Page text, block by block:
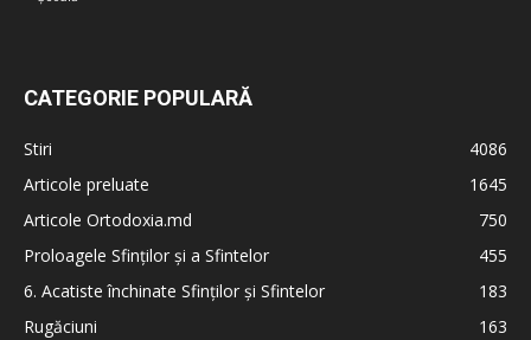
CATEGORIE POPULARĂ
Stiri
4086
Articole preluate
1645
Articole Ortodoxia.md
750
Proloagele Sfinților și a Sfintelor
455
6. Acatiste închinate Sfinților și Sfintelor
183
Rugăciuni
163